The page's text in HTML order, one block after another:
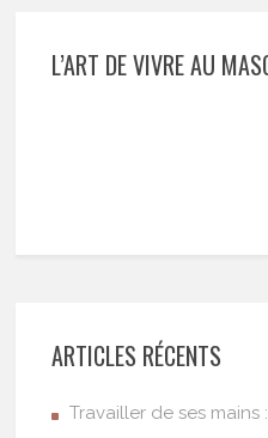
L’ART DE VIVRE AU
ARTICLES RÉCENTS
Travailler de ses mains